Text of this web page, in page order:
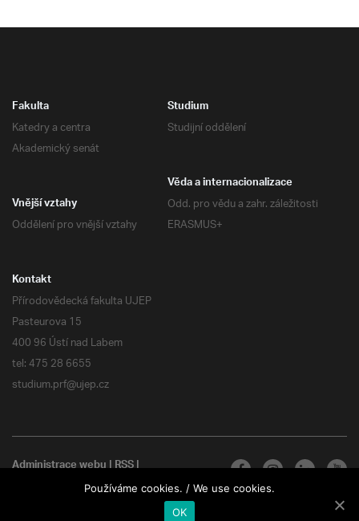
Fakulta
Katedry a centra
Akademický senát
Studium
Studijní oddělení
Věda a internacionalizace
Odd. pro vědu a zahr. záležitosti
ERASMUS+
Vnější vztahy
Oddělení pro vnější vztahy
Kontakt
Přírodovědecká fakulta UJEP
Pasteurova 15
400 96 Ústí nad Labem
tel: 475 28 6655
studium.prf@ujep.cz
Administrace webu|RSS|
Všechna práva vyhrazenaPoužíváme cookies. / We use cookies.
OK